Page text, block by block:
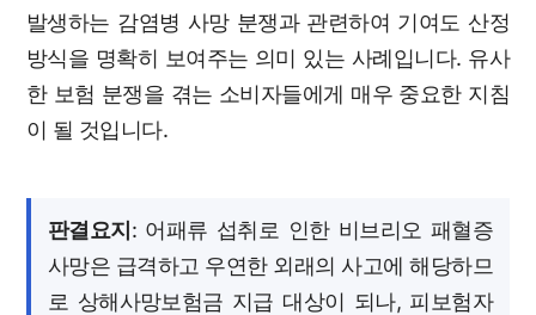
발생하는 감염병 사망 분쟁과 관련하여 기여도 산정
방식을 명확히 보여주는 의미 있는 사례입니다. 유사
한 보험 분쟁을 겪는 소비자들에게 매우 중요한 지침
이 될 것입니다.
판결요지: 어패류 섭취로 인한 비브리오 패혈증
사망은 급격하고 우연한 외래의 사고에 해당하므
로 상해사망보험금 지급 대상이 되나, 피보험자